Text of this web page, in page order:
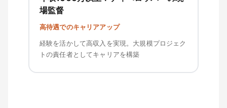
場監督
高待遇でのキャリアアップ
経験を活かして高収入を実現。大規模プロジェク
トの責任者としてキャリアを構築